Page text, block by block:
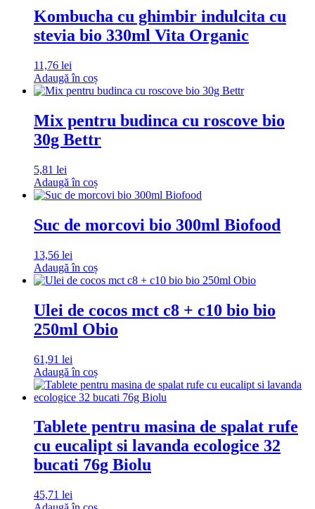
Kombucha cu ghimbir indulcita cu
stevia bio 330ml Vita Organic
11,76 lei
Adaugă în coș
Mix pentru budinca cu roscove bio
30g Bettr
5,81 lei
Adaugă în coș
Suc de morcovi bio 300ml Biofood
13,56 lei
Adaugă în coș
Ulei de cocos mct c8 + c10 bio bio
250ml Obio
61,91 lei
Adaugă în coș
Tablete pentru masina de spalat rufe
cu eucalipt si lavanda ecologice 32
bucati 76g Biolu
45,71 lei